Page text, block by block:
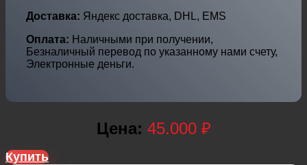
Доставка: Яндекс доставка, DHL, EMS
Оплата: Наличными при получении,
Безналичный перевод по указанному нами счету,
Электронные деньги.
Цена: 45.000 ₽
Купить